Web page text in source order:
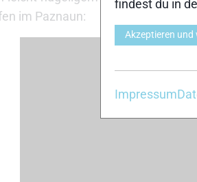
im Paznaun:
findest du in
Akzeptieren und
Impressum